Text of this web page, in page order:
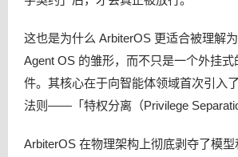
这也是为什么 ArbiterOS 更适合被理解
Agent OS 的雏形，而不只是一个外挂式
件。其核心在于向智能体领域首次引入
法则——「特权分离（Privilege
ArbiterOS 在物理架构上彻底剥夺了模